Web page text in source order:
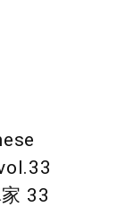
33